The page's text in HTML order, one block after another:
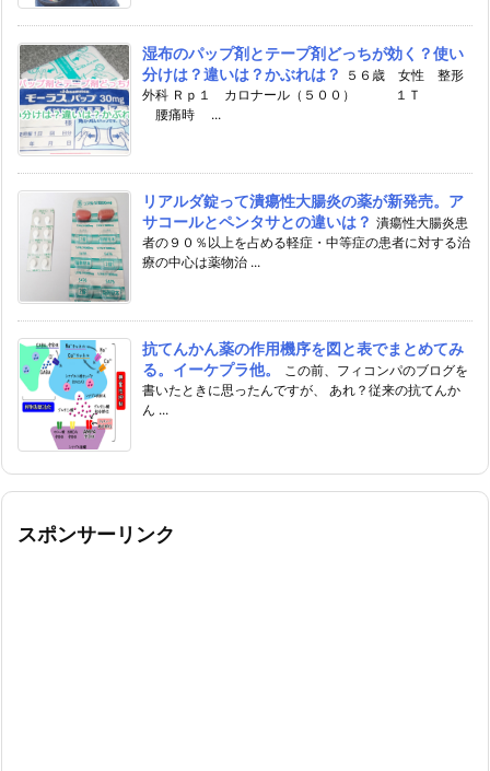
湿布のパップ剤とテープ剤どっちが効く？使い
分けは？違いは？かぶれは？
５６歳 女性 整形
外科 Ｒｐ１ カロナール（５００） １Ｔ
腰痛時 ...
リアルダ錠って潰瘍性大腸炎の薬が新発売。ア
サコールとペンタサとの違いは？ 潰瘍性大腸炎患
者の９０％以上を占める軽症・中等症の患者に対する治
療の中心は薬物治 ...
抗てんかん薬の作用機序を図と表でまとめてみ
る。イーケプラ他。
この前、フィコンパのブログを
書いたときに思ったんですが、 あれ？従来の抗てんか
ん ...
スポンサーリンク